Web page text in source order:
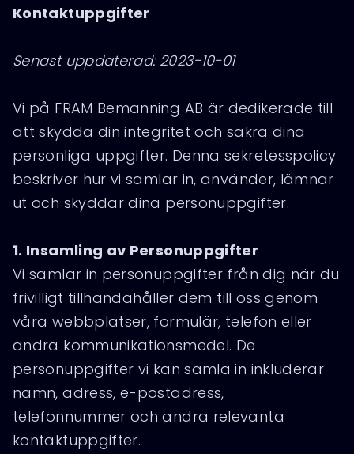
Kontaktuppgifter
Senast uppdaterad: 2023-10-01
Vi på FRAM Bemanning AB är dedikerade till
att skydda din integritet och säkra dina
personliga uppgifter. Denna sekretesspolicy
beskriver hur vi samlar in, använder, lämnar
ut och skyddar dina personuppgifter.
1. Insamling av Personuppgifter
Vi samlar in personuppgifter från dig när du
frivilligt tillhandahåller dem till oss genom
våra webbplatser, formulär, telefon eller
andra kommunikationsmedel. De
personuppgifter vi kan samla in inkluderar
namn, adress, e-postadress,
telefonnummer och andra relevanta
kontaktuppgifter.